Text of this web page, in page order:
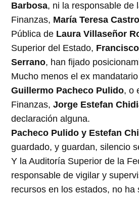
Barbosa, ni la responsable de
Finanzas, María Teresa
Pública de Laura Villaseñor
Superior del Estado,
Serrano, han fijado
Mucho menos el ex
Guillermo Pacheco Pulido, o
Finanzas,Jorge Estefan
declaración alguna.
Pacheco Pulido y Estefan
guardado, y guardan, silencio
Y la Auditoría Superior de la
responsable de vigilar y
recursos en los estados, no ha